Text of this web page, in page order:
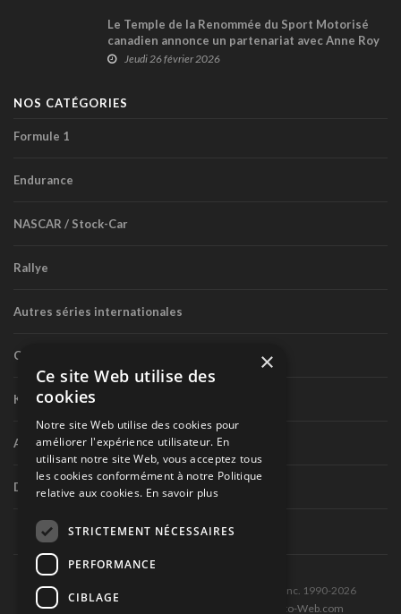
Le Temple de la Renommée du Sport Motorisé
canadien annonce un partenariat avec Anne Roy
pour l’équité en sport motorisé
Jeudi 26 février 2026
NOS CATÉGORIES
Formule 1
Endurance
NASCAR / Stock-Car
Rallye
Autres séries internationales
Circuit routier canadien
Karting
Autres séries nationales
Divers
Tous droits réservés © Les Éditions Pole-Position inc. 1990-2026
Ce site est produit et hébergé par Montréal-Photo-Web.com
×
Ce site Web utilise des
cookies
Notre site Web utilise des cookies pour
améliorer l'expérience utilisateur. En
utilisant notre site Web, vous acceptez tous
les cookies conformément à notre Politique
relative aux cookies. En savoir plus
STRICTEMENT NÉCESSAIRES
PERFORMANCE
CIBLAGE